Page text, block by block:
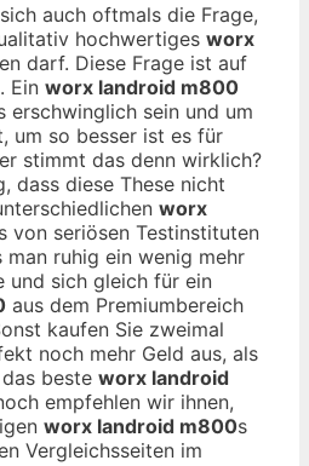
auch oftmals die Frage,
hochwertiges worx
darf. Diese Frage ist auf
Ein worx landroid m800
erschwinglich sein und um
um so besser ist es für
stimmt das denn wirklich?
dass diese These nicht
worx
von seriösen Testinstituten
man ruhig ein wenig mehr
und sich gleich für ein
aus dem Premiumbereich
kaufen Sie zweimal
noch mehr Geld aus, als
beste worx landroid
empfehlen wir ihnen,
worx landroid m800s
Vergleichsseiten im